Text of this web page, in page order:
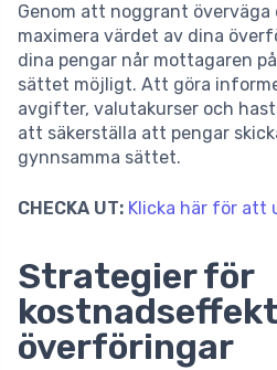
Genom att noggrant
maximera värdet av dina
dina pengar når mottagaren
sättet möjligt. Att göra
avgifter, valutakurser och
att säkerställa att pengar
gynnsamma sättet.
CHECKA UT: Klicka här för att
Strategier för
överföringar